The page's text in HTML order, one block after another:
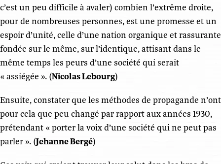
c’est un peu difficile à avaler) combien l’extrême droite,
pour de nombreuses personnes, est une promesse et un
espoir d’unité, celle d’une nation organique et rassurante
fondée sur le même, sur l’identique, attisant dans le
même temps les peurs d’une société qui serait
« assiégée ». (Nicolas Lebourg)
Ensuite, constater que les méthodes de propagande n’ont
pour cela que peu changé par rapport aux années 1930,
prétendant « porter la voix d’une société qui ne peut pas
parler ». (Jehanne Bergé)